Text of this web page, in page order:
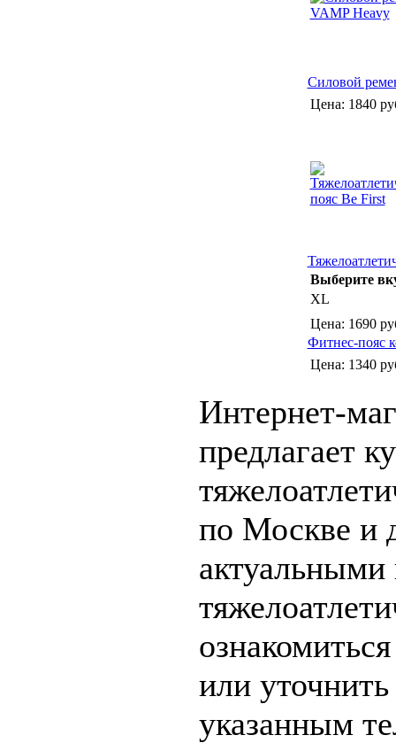
Силовой
Цена: 1840
Выберите
XL
Цена: 1690
Фитнес-пояс
Цена: 1340
Интернет-
предлагает
по Москве и
актуальными
или
указанным